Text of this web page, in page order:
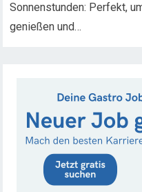
Sonnenstunden: Perfekt,
genießen und…